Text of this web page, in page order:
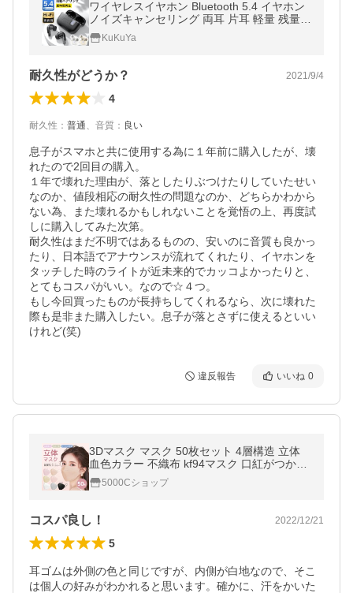
ワイヤレスイヤホン Bluetooth 5.4 イヤホン
ノイズキャンセリング 両耳 片耳 軽量 残量表
示 HiFi 高音質 音量調整 IPX7防水 iPhone An
droid 超PayPay祭 爆買
KuKuYa
耐久性がどうか？ 2021/9/4
4
耐久性 ： 普通、 音質 ： 良い
息子がスマホと共に使用する為に１年前に購入したが、壊
れたので2回目の購入。
１年で壊れた理由が、落としたりぶつけたりしていたせい
なのか、値段相応の耐久性の問題なのか、どちらかわから
ない為、また壊れるかもしれないことを覚悟の上、再度試
しに購入してみた次第。
耐久性はまだ不明ではあるものの、安いのに音質も良かっ
たり、日本語でアナウンスが流れてくれたり、イヤホンを
タッチした時のライトが近未来的でカッコよかったりと、
とてもコスパがいい。なので☆４つ。
もし今回買ったものが長持ちしてくれるなら、次に壊れた
際も是非また購入したい。息子が落とさずに使えるといい
けれど(笑)
違反報告 いいね 0
3Dマスク マスク 50枚セット 4層構造 立体
血色カラー 不織布 kf94マスク 口紅がつかな
い 不織布マスク 立体マスク 3Dマスク 不織
布カラーマスクカラーマスク
5000Cショップ
コスパ良し！ 2022/12/21
5
耳ゴムは外側の色と同じですが、内側が白地なので、そこ
は個人の好みがわかれると思います。確かに、汗をかいた